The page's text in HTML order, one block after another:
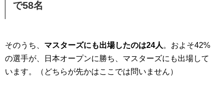
で58名
そのうち、 マスターズにも出場したのは24人 。およそ42%
の選手が、日本オープンに勝ち、マスターズにも出場して
います。（どちらが先かはここでは問いません）